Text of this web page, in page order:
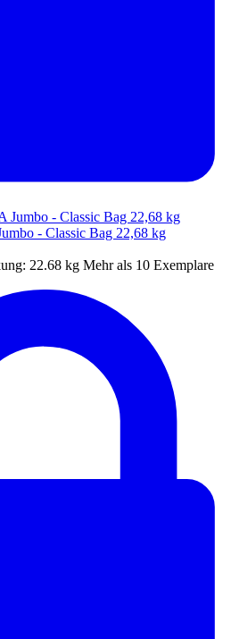
- Classic Bag 22,68 kg
22.68 kg Mehr als 10 Exemplare